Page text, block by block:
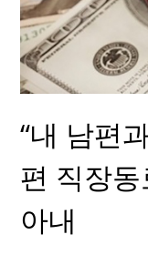
“내 남편
편 직장
아내